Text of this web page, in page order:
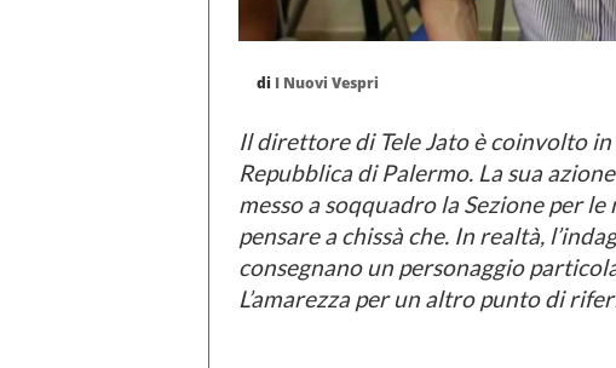
di I Nuovi Vespri
Il direttore di Tele Jato è coinvolto
Repubblica di Palermo. La sua
messo a soqquadro la Sezione per
pensare a chissà che. In realtà,
consegnano un personaggio
L’amarezza per un altro punto di